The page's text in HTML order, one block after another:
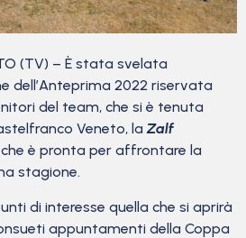
(TV) – È stata svelata
dell’Anteprima 2022 riservata
del team, che si è tenuta
Veneto, la Zalf
che è pronta per affrontare la
stagione.
di interesse quella che si aprirà
appuntamenti della Coppa